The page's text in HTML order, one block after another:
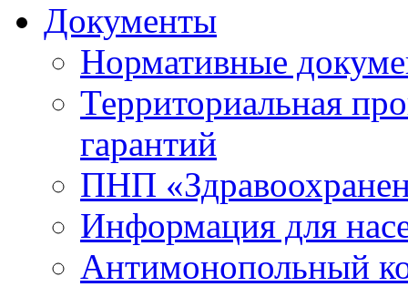
Документы
Нормативные
Территориальная
гарантий
ПНП
Информация для
Антимонопольный